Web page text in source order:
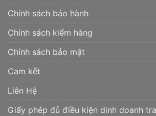
Chính sách bảo hành
Chính sách kiểm hàng
Chính sách bảo mật
Cam kết
Liên Hệ
Giấy phép đủ điều kiện dinh doanh